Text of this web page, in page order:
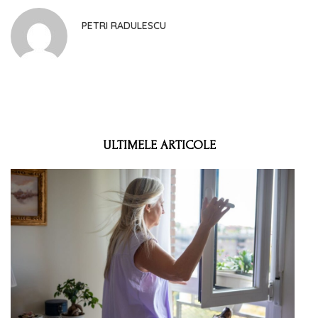
PETRI RADULESCU
ULTIMELE ARTICOLE